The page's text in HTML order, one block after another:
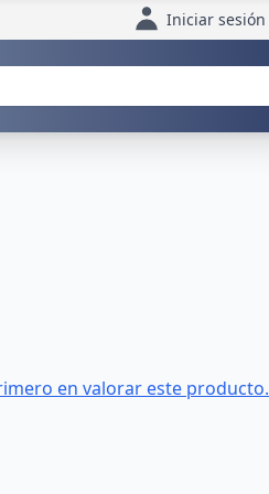
Iniciar sesión
en valorar este producto.